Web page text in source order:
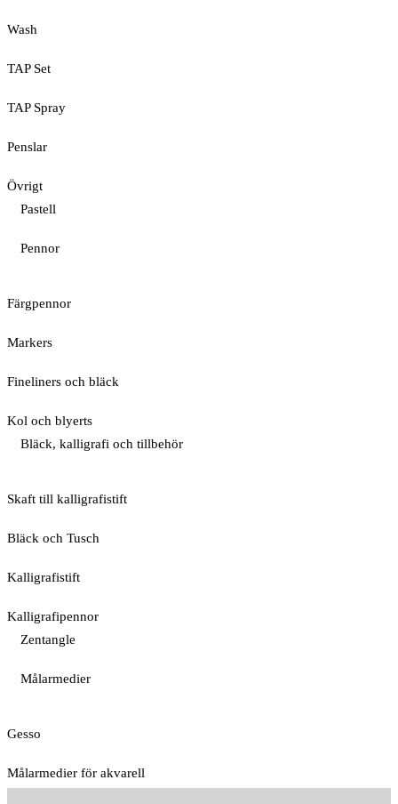
Wash
TAP Set
TAP Spray
Penslar
Övrigt
Pastell
Pennor
Färgpennor
Markers
Fineliners och bläck
Kol och blyerts
Bläck, kalligrafi och tillbehör
Skaft till kalligrafistift
Bläck och Tusch
Kalligrafistift
Kalligrafipennor
Zentangle
Målarmedier
Gesso
Målarmedier för akvarell